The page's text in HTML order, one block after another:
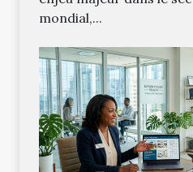
mondial,...